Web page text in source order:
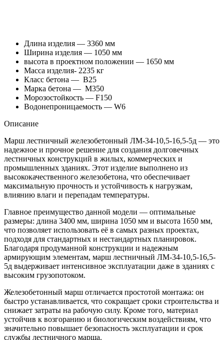
Длина изделия — 3360 мм
Ширина изделия — 1050 мм
высота в проектном положении — 1650 мм
Масса изделия- 2235 кг
Класс бетона — В25
Марка бетона — М350
Морозостойкость — F150
Водонепроницаемость — W6
Описание
Марш лестничный железобетонный ЛМ-34-10,5-16,5-5д — это
надежное и прочное решение для создания долговечных
лестничных конструкций в жилых, коммерческих и
промышленных зданиях. Этот изделие выполнено из
высококачественного железобетона, что обеспечивает
максимальную прочность и устойчивость к нагрузкам,
влиянию влаги и перепадам температуры.
Главное преимущество данной модели — оптимальные
размеры: длина 3400 мм, ширина 1050 мм и высота 1650 мм,
что позволяет использовать её в самых разных проектах,
подходя для стандартных и нестандартных планировок.
Благодаря продуманной конструкции и надежным
армирующим элементам, марш лестничный ЛМ-34-10,5-16,5-
5д выдерживает интенсивное эксплуатации даже в зданиях с
высоким грузопотоком.
Железобетонный марш отличается простотой монтажа: он
быстро устанавливается, что сокращает сроки строительства и
снижает затраты на рабочую силу. Кроме того, материал
устойчив к возгоранию и биологическим воздействиям, что
значительно повышает безопасность эксплуатации и срок
службы лестничного марша.